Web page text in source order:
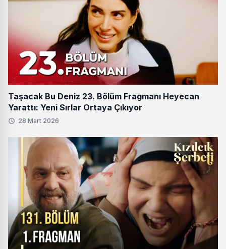
Taşacak Bu Deniz 23. Bölüm Fragmanı Heyecan
Yarattı: Yeni Sırlar Ortaya Çıkıyor
28 Mart 2026